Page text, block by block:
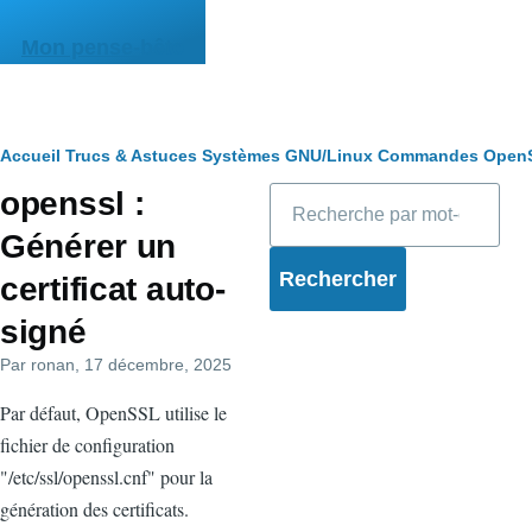
Mon pense-bête
Fil
d'Ariane
Accueil Trucs & Astuces Systèmes GNU/Linux Commandes
openssl :
Générer un
certificat auto-
signé
Par ronan , 17 décembre, 2025
Par défaut, OpenSSL utilise le
fichier de configuration
"/etc/ssl/openssl.cnf" pour la
génération des certificats.